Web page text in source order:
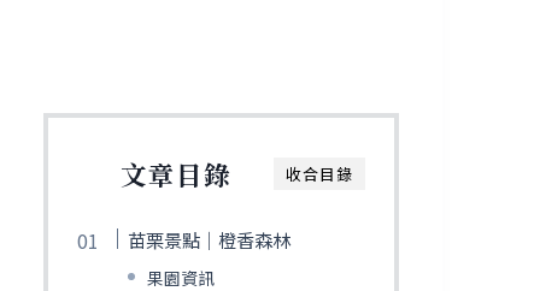
收合目錄
文章目錄
苗栗景點｜橙香森林
果園資訊